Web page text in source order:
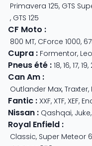
Primavera 125, GTS
, GTS 125
CF Moto :
800 MT, CForce 1000,
Cupra : Formentor,
Pneus été : 18, 16, 17, 19,
Can Am :
Outlander Max, Traxter,
Fantic : XXF, XTF, XEF,
Nissan : Qashqai, Juke,
Royal Enfield :
Classic, Super Meteor